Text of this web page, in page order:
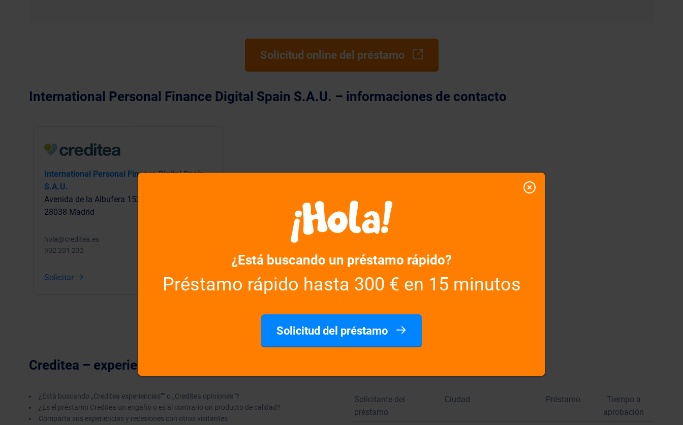
¿Está buscando un préstamo rápido?
Préstamo rápido hasta 300 € en 15 minutos
Solicitud del préstamo
Solicitud online del préstamo
International Personal Finance Digital Spain S.A.U. – informaciones de contacto
International Personal Finance Digital Spain
S.A.U.
Avenida de la Albufera 153
28038 Madrid
hola@creditea.es
902 201 232
Solicitar
Creditea – experiencias y opiniones
¿Está buscando „Creditea experiencias”“ o „Creditea opiniones“?
¿Es el préstamo Creditea un engaño o es al contrario un producto de calidad?
Comparta sus experiencias y recesiones con otros visitantes
Solicitante del
préstamo
Ciudad Préstamo
Tiempo a
aprobación